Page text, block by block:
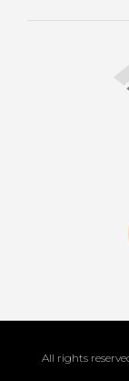
All rights